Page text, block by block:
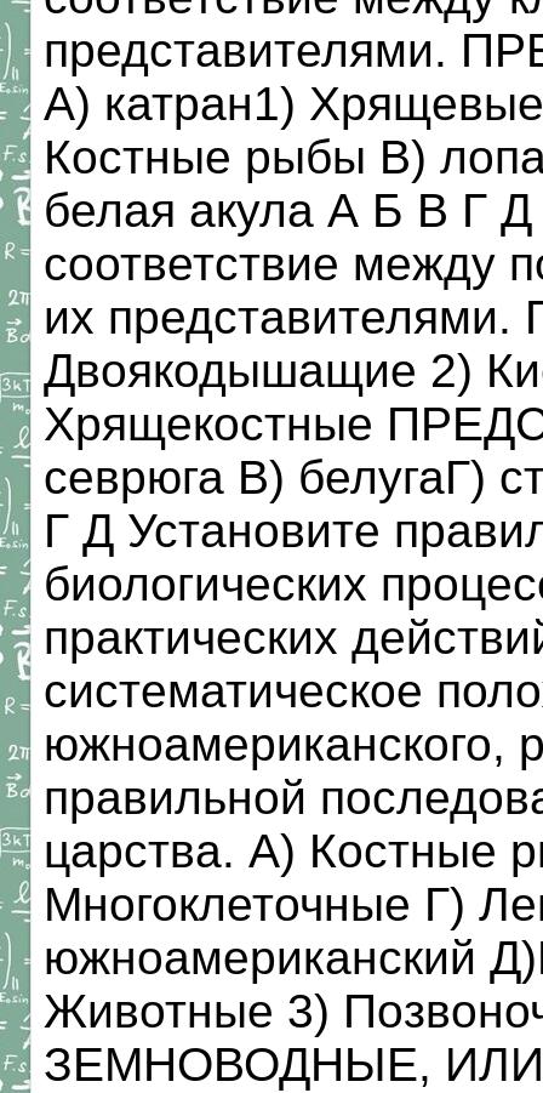
представителями.
A) катран1)
Костные рыбы B)
белая акула А Б В Г Д
соответствие между
их
Двоякодышащие 2)
Хрящекостные
севрюга B) белугаГ)
Г Д Установите
биологических
практических
систематическое
южноамериканского,
правильной
царства. A)
Многоклеточные Г)
южноамериканский
Животные 3)
ЗЕМНОВОДНЫЕ,